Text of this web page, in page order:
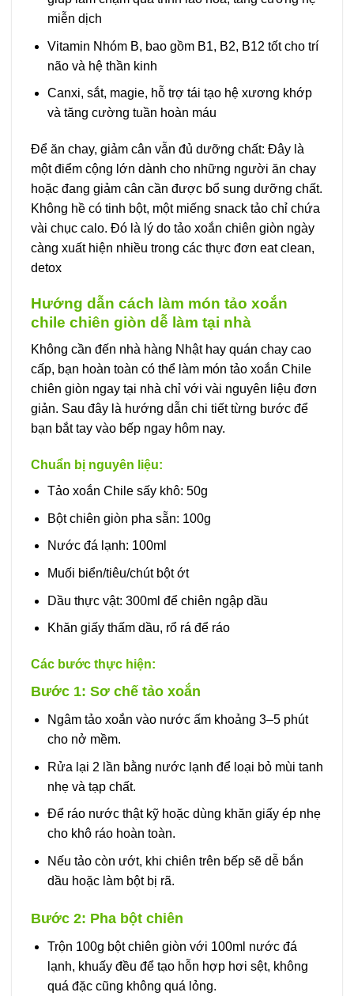
miễn dịch
Vitamin Nhóm B, bao gồm B1, B2, B12 tốt cho trí
não và hệ thần kinh
Canxi, sắt, magie, hỗ trợ tái tạo hệ xương khớp
và tăng cường tuần hoàn máu
Để ăn chay, giảm cân vẫn đủ dưỡng chất: Đây là
một điểm cộng lớn dành cho những người ăn chay
hoặc đang giảm cân cần được bổ sung dưỡng chất.
Không hề có tinh bột, một miếng snack tảo chỉ chứa
vài chục calo. Đó là lý do tảo xoắn chiên giòn ngày
càng xuất hiện nhiều trong các thực đơn eat clean,
detox
Hướng dẫn cách làm món tảo xoắn
chile chiên giòn dễ làm tại nhà
Không cần đến nhà hàng Nhật hay quán chay cao
cấp, bạn hoàn toàn có thể làm món tảo xoắn Chile
chiên giòn ngay tại nhà chỉ với vài nguyên liệu đơn
giản. Sau đây là hướng dẫn chi tiết từng bước để
bạn bắt tay vào bếp ngay hôm nay.
Chuẩn bị nguyên liệu:
Tảo xoắn Chile sấy khô: 50g
Bột chiên giòn pha sẵn: 100g
Nước đá lạnh: 100ml
Muối biển/tiêu/chút bột ớt
Dầu thực vật: 300ml để chiên ngập dầu
Khăn giấy thấm dầu, rổ rá để ráo
Các bước thực hiện:
Bước 1: Sơ chế tảo xoắn
Ngâm tảo xoắn vào nước ấm khoảng 3–5 phút
cho nở mềm.
Rửa lại 2 lần bằng nước lạnh để loại bỏ mùi tanh
nhẹ và tạp chất.
Để ráo nước thật kỹ hoặc dùng khăn giấy ép nhẹ
cho khô ráo hoàn toàn.
Nếu tảo còn ướt, khi chiên trên bếp sẽ dễ bắn
dầu hoặc làm bột bị rã.
Bước 2: Pha bột chiên
Trộn 100g bột chiên giòn với 100ml nước đá
lạnh, khuấy đều để tạo hỗn hợp hơi sệt, không
quá đặc cũng không quá lỏng.